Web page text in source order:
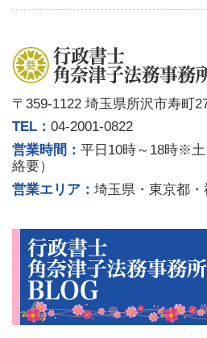
〒359-1122 埼玉県所沢市寿町
TEL： 04-2001-0822
営業時間： 平日10時～18時※土
絡要）
営業エリア： 埼玉県・東京都・